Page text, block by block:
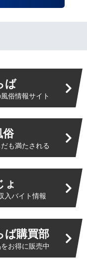
ば
俗情報サイト
俗
も満たされる
ょ
入バイト情報
ば購買部
お得に販売中